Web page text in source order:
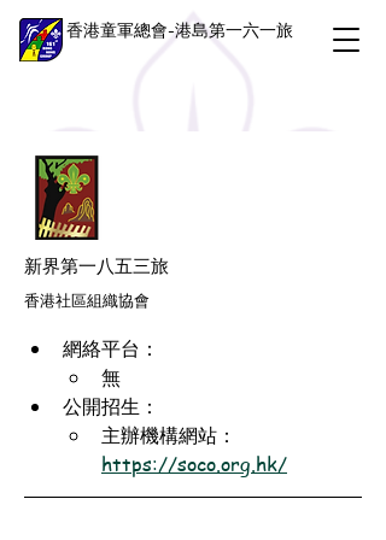
香港童軍總會-港島第一六一旅
新界第一八五三旅
香港社區組織協會
網絡平台：
無
公開招生：
主辦機構網站：
https://soco.org.hk/